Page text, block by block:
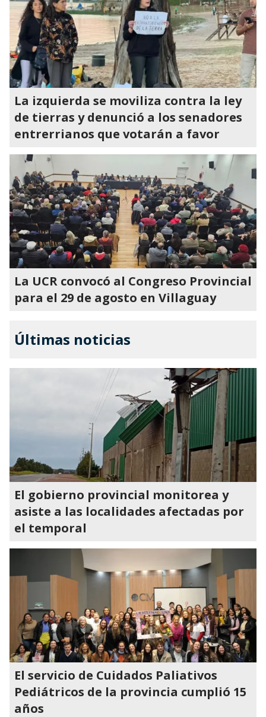
La izquierda se moviliza contra la ley
de tierras y denunció a los senadores
entrerrianos que votarán a favor
La UCR convocó al Congreso Provincial
para el 29 de agosto en Villaguay
Últimas noticias
El gobierno provincial monitorea y
asiste a las localidades afectadas por
el temporal
El servicio de Cuidados Paliativos
Pediátricos de la provincia cumplió 15
años